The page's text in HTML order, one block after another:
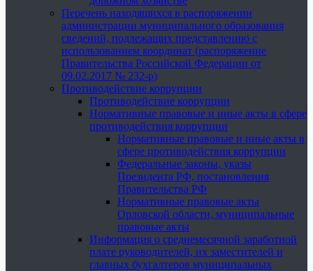
Перечень находящихся в распоряжении
администрации муниципального образования
сведений, подлежащих представлению с
использованием координат (распоряжение
Правительства Российской Федерации от
09.02.2017 № 232-р)
Противодействие коррупции
Противодействие коррупции
Нормативные правовые и иные акты в сфере
противодействия коррупции
Нормативные правовые и иные акты в
сфере противодействия коррупции
Федеральные законы, указы
Президента РФ, постановления
Правительства РФ
Нормативные правовые акты
Орловской области, муниципальные
правовые акты
Информация о среднемесячной заработной
плате руководителей, их заместителей и
главных бухгалтеров муниципальных